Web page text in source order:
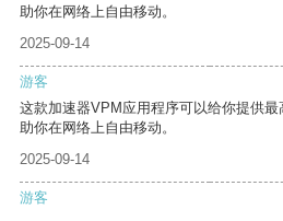
助你在网络上自由移动。
2025-09-14
游客
这款加速器VPM应用程序可以给你提供
助你在网络上自由移动。
2025-09-14
游客